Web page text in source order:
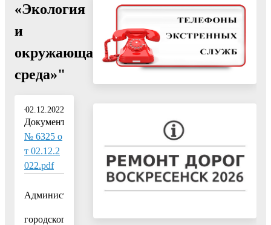
«Экология
и
окружающая
среда»"
02.12.2022
Документ:
№ 6325 о
т 02.12.2
022.pdf
Администрация
городского